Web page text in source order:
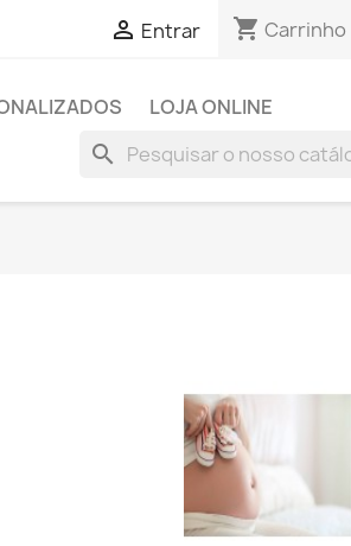
 Entrar shopping_cart Carrinho
LOJA ONLINE
search